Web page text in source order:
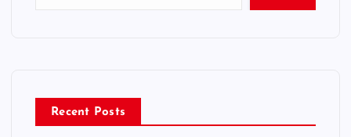
Recent Posts